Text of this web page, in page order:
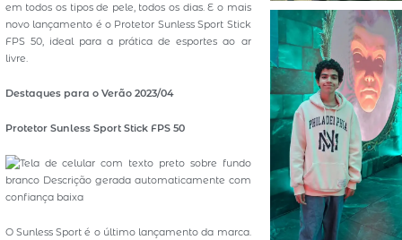
em todos os tipos de pele, todos os dias. E o mais
novo lançamento é o Protetor Sunless Sport Stick
FPS 50, ideal para a prática de esportes ao ar
livre.
Destaques para o Verão 2023/04
Protetor Sunless Sport Stick FPS 50
O Sunless Sport é o último lançamento da marca.